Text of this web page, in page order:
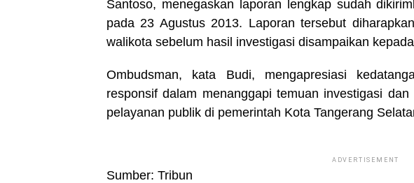
Santoso, menegaskan laporan lengkap sudah
pada 23 Agustus 2013. Laporan tersebut
walikota sebelum hasil investigasi disampaikan
Ombudsman, kata Budi, mengapresiasi
responsif dalam menanggapi temuan investigasi
pelayanan publik di pemerintah Kota Tangerang
ADVERTISEMENT
Sumber: Tribun